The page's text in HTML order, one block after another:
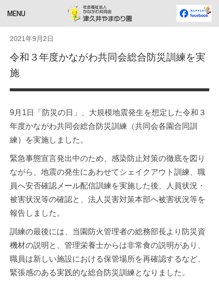
MENU
2021年9月2日
令和３年度かながわ共同会総合防災訓練を実
施
9月1日「防災の日」、大規模地震発生を想定した令和３
年度かながわ共同会総合防災訓練（共同会各園合同訓
練）を実施しました。
緊急事態宣言発出中のため、感染防止対策の徹底を図り
ながら、地震の発生にあわせてシェイクアウト訓練、職
員へ安否確認メール配信訓練を実施した後、人員状況・
被害状況等の確認と、法人災害対策本部へ被害状況等を
報告しました。
訓練の最後には、当園防火管理者の総務部長より防災資
機材の説明と、管理栄養士からは非常食の説明があり、
職員は新しい施設における保管場所を再確認するなど、
緊張感のある実践的な総合防災訓練となりました。